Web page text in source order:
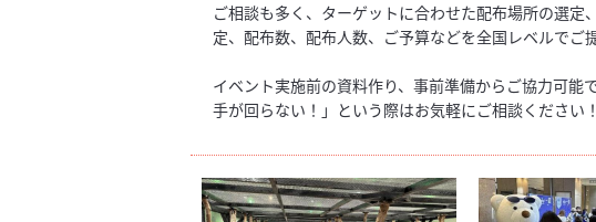
ご相談も多く、ターゲットに合わせた配布場所の選定
定、配布数、配布人数、ご予算などを全国レベルでご
イベント実施前の資料作り、事前準備からご協力可能
手が回らない！」という際はお気軽にご相談ください！